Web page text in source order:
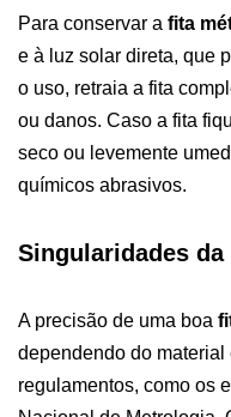
Para conservar a fita
e à luz solar direta, que
o uso, retraia a fita
ou danos. Caso a fita
seco ou levemente
químicos abrasivos.
Singularidades
A precisão de uma boa
dependendo do
regulamentos, como os